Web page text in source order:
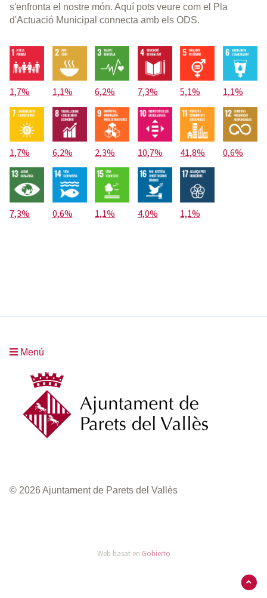
s'enfronta el nostre món. Aquí pots veure com el Pla
d'Actuació Municipal connecta amb els ODS.
1,7% 1,1% 6,2% 7,3% 5,1% 1,1%
1,7% 6,2% 2,3% 10,7% 41,8% 0,6%
7,3% 0,6% 1,1% 4,0% 1,1%
Menú
© 2026 Ajuntament de Parets del Vallès
Web basat en Gobierto